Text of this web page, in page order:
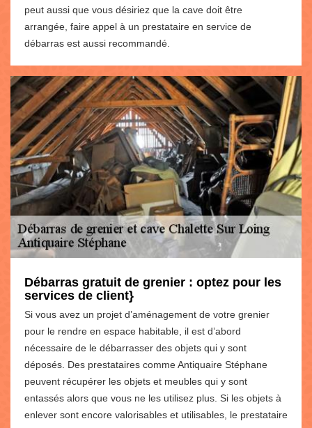
peut aussi que vous désiriez que la cave doit être
arrangée, faire appel à un prestataire en service de
débarras est aussi recommandé.
Débarras gratuit de grenier : optez pour les
services de client}
Si vous avez un projet d’aménagement de votre grenier
pour le rendre en espace habitable, il est d’abord
nécessaire de le débarrasser des objets qui y sont
déposés. Des prestataires comme Antiquaire Stéphane
peuvent récupérer les objets et meubles qui y sont
entassés alors que vous ne les utilisez plus. Si les objets à
enlever sont encore valorisables et utilisables, le prestataire